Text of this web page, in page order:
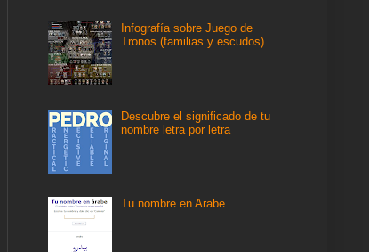
Infografía sobre Juego de
Tronos (familias y escudos)
Descubre el significado de tu
nombre letra por letra
Tu nombre en Arabe